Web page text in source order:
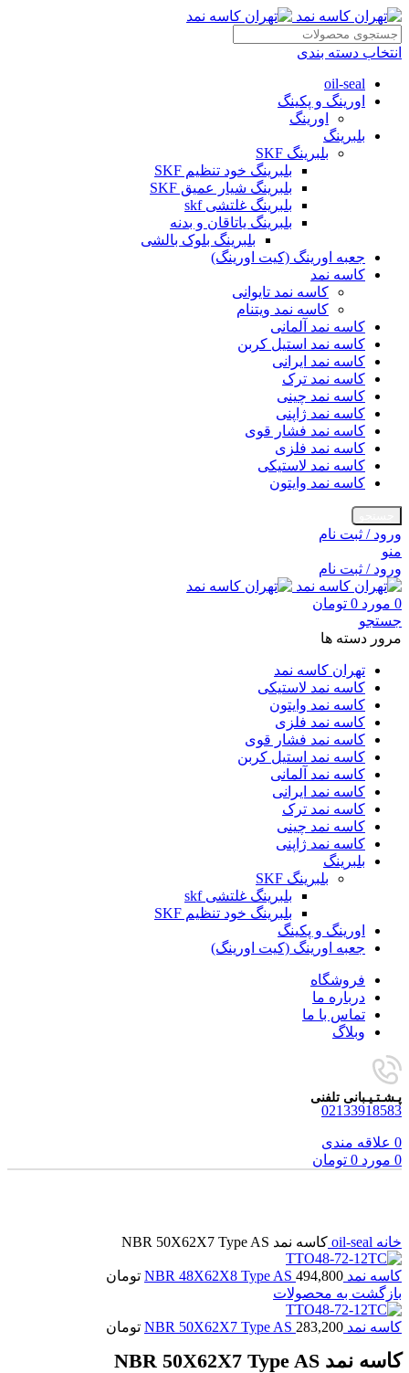
انتخاب دسته بندی
oil-seal
اورینگ و پکینگ
اورینگ
بلبرینگ
بلبرینگ SKF
بلبرینگ خود تنظیم SKF
بلبرینگ شیار عمیق SKF
بلبرینگ غلتشی skf
بلبرینگ یاتاقان و بدنه
بلبرینگ بلوک بالشی
جعبه اورینگ (کیت اورینگ)
کاسه نمد
کاسه نمد تایوانی
کاسه نمد ویتنام
کاسه نمد آلمانی
کاسه نمد استیل کربن
کاسه نمد ایرانی
کاسه نمد ترک
کاسه نمد چینی
کاسه نمد ژاپنی
کاسه نمد فشار قوی
کاسه نمد فلزی
کاسه نمد لاستیکی
کاسه نمد وایتون
ورود / ثبت نام
منو
ورود / ثبت نام
0 مورد 0 تومان
جستجو
مرور دسته ها
تهران کاسه نمد
کاسه نمد لاستیکی
کاسه نمد وایتون
کاسه نمد فلزی
کاسه نمد فشار قوی
کاسه نمد استیل کربن
کاسه نمد آلمانی
کاسه نمد ایرانی
کاسه نمد ترک
کاسه نمد چینی
کاسه نمد ژاپنی
بلبرینگ
بلبرینگ SKF
بلبرینگ غلتشی skf
بلبرینگ خود تنظیم SKF
اورینگ و پکینگ
جعبه اورینگ (کیت اورینگ)
فروشگاه
درباره ما
تماس با ما
وبلاگ
پـشـتـیـبانی تلفنی
02133918583
0 علاقه مندی
0 مورد 0 تومان
خانه oil-seal کاسه نمد NBR 50X62X7 Type AS
کاسه نمد NBR 48X62X8 Type AS 494,800
تومان
بازگشت به محصولات
کاسه نمد NBR 50X62X7 Type AS 283,200 تومان
کاسه نمد NBR 50X62X7 Type AS